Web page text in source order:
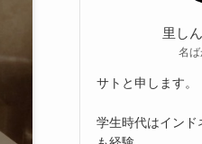
里し
名
サトと申します。
学生時代はイン